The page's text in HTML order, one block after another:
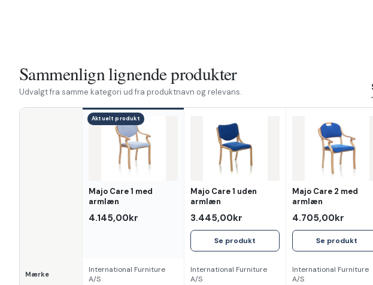
Sammenlign lignende produkter
Udvalgt fra samme kategori ud fra produktnavn og relevans.
Aktuelt produkt
Majo Care 1 med
armlæn
4.145,00kr
Majo Care 1 uden
armlæn
3.445,00kr
Se produkt
Majo Care 2 med
armlæn
4.705,00kr
Se produkt
Mærke
International Furniture
A/S
International Furniture
A/S
International Furniture
A/S